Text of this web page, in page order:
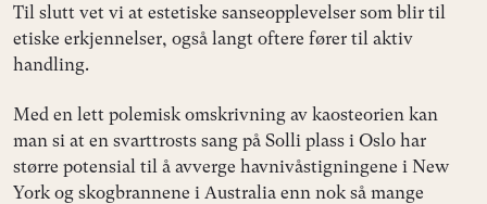
Til slutt vet vi at estetiske sanseopplevelser som blir til
etiske erkjennelser, også langt oftere fører til aktiv
handling.
Med en lett polemisk omskrivning av kaosteorien kan
man si at en svarttrosts sang på Solli plass i Oslo har
større potensial til å avverge havnivåstigningene i New
York og skogbrannene i Australia enn nok så mange